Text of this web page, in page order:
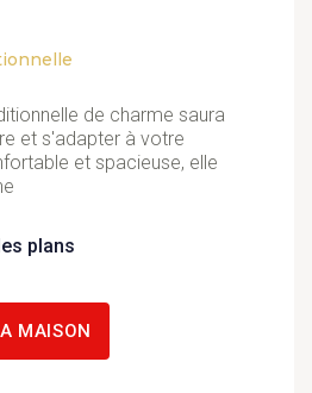
de charme saura
et s'adapter à votre
et spacieuse, elle
plans
MAISON